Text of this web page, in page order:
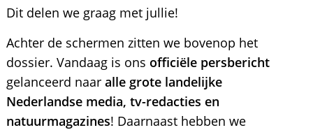
Dit delen we graag met jullie!
Achter de schermen zitten we bovenop het
dossier. Vandaag is ons officiële persbericht
gelanceerd naar alle grote landelijke
Nederlandse media, tv-redacties en
natuurmagazines! Daarnaast hebben we